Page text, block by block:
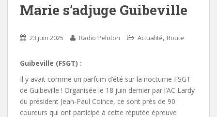
Marie s’adjuge Guibeville
23 juin 2025 Radio Peloton Actualité, Route
Guibeville (FSGT) :
Il y avait comme un parfum d’été sur la nocturne FSGT
de Guibeville ! Organisée le 18 juin dernier par l’AC Lardy
du président Jean-Paul Coince, ce sont près de 90
coureurs qui ont participé à cette réputée épreuve